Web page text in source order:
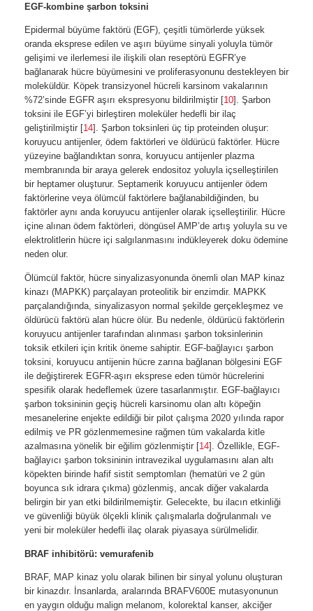
EGF-kombine şarbon toksini
Epidermal büyüme faktörü (EGF), çeşitli tümörlerde yüksek
oranda eksprese edilen ve aşırı büyüme sinyali yoluyla tümör
gelişimi ve ilerlemesi ile ilişkili olan reseptörü EGFR’ye
bağlanarak hücre büyümesini ve proliferasyonunu destekleyen bir
moleküldür. Köpek transizyonel hücreli karsinom vakalarının
%72’sinde EGFR aşırı ekspresyonu bildirilmiştir [10]. Şarbon
toksini ile EGF’yi birleştiren moleküler hedefli bir ilaç
geliştirilmiştir [14]. Şarbon toksinleri üç tip proteinden oluşur:
koruyucu antijenler, ödem faktörleri ve öldürücü faktörler. Hücre
yüzeyine bağlandıktan sonra, koruyucu antijenler plazma
membranında bir araya gelerek endositoz yoluyla içselleştirilen
bir heptamer oluşturur. Septamerik koruyucu antijenler ödem
faktörlerine veya ölümcül faktörlere bağlanabildiğinden, bu
faktörler aynı anda koruyucu antijenler olarak içselleştirilir. Hücre
içine alınan ödem faktörleri, döngüsel AMP’de artış yoluyla su ve
elektrolitlerin hücre içi salgılanmasını indükleyerek doku ödemine
neden olur.
Ölümcül faktör, hücre sinyalizasyonunda önemli olan MAP kinaz
kinazı (MAPKK) parçalayan proteolitik bir enzimdir. MAPKK
parçalandığında, sinyalizasyon normal şekilde gerçekleşmez ve
öldürücü faktörü alan hücre ölür. Bu nedenle, öldürücü faktörlerin
koruyucu antijenler tarafından alınması şarbon toksinlerinin
toksik etkileri için kritik öneme sahiptir. EGF-bağlayıcı şarbon
toksini, koruyucu antijenin hücre zarına bağlanan bölgesini EGF
ile değiştirerek EGFR-aşırı eksprese eden tümör hücrelerini
spesifik olarak hedeflemek üzere tasarlanmıştır. EGF-bağlayıcı
şarbon toksininin geçiş hücreli karsinomu olan altı köpeğin
mesanelerine enjekte edildiği bir pilot çalışma 2020 yılında rapor
edilmiş ve PR gözlenmemesine rağmen tüm vakalarda kitle
azalmasına yönelik bir eğilim gözlenmiştir [14]. Özellikle, EGF-
bağlayıcı şarbon toksininin intravezikal uygulamasını alan altı
köpekten birinde hafif sistit semptomları (hematüri ve 2 gün
boyunca sık idrara çıkma) gözlenmiş, ancak diğer vakalarda
belirgin bir yan etki bildirilmemiştir. Gelecekte, bu ilacın etkinliği
ve güvenliği büyük ölçekli klinik çalışmalarla doğrulanmalı ve
yeni bir moleküler hedefli ilaç olarak piyasaya sürülmelidir.
BRAF inhibitörü: vemurafenib
BRAF, MAP kinaz yolu olarak bilinen bir sinyal yolunu oluşturan
bir kinazdır. İnsanlarda, aralarında BRAFV600E mutasyonunun
en yaygın olduğu malign melanom, kolorektal kanser, akciğer